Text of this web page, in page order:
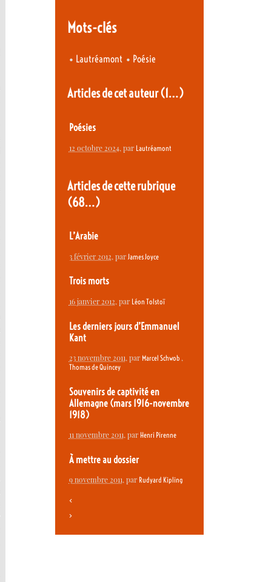
Mots-clés
• Lautréamont • Poésie
Articles de cet auteur(1…)
Poésies
12 octobre 2024, par Lautréamont
Articles de cette rubrique
(68…)
L’Arabie
3 février 2012, par James Joyce
Trois morts
16 janvier 2012, par Léon Tolstoï
Les derniers jours d’Emmanuel
Kant
23 novembre 2011, par Marcel Schwob ,
Thomas de Quincey
Souvenirs de captivité en
Allemagne (mars 1916-novembre
1918)
11 novembre 2011, par Henri Pirenne
À mettre au dossier
9 novembre 2011, par Rudyard Kipling
<
>